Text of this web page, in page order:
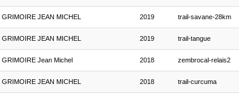
GRIMOIRE JEAN MICHEL 2019 trail-savane-28km
GRIMOIRE JEAN MICHEL 2019 trail-tangue
GRIMOIRE Jean Michel 2018 zembrocal-relais2
GRIMOIRE JEAN MICHEL 2018 trail-curcuma